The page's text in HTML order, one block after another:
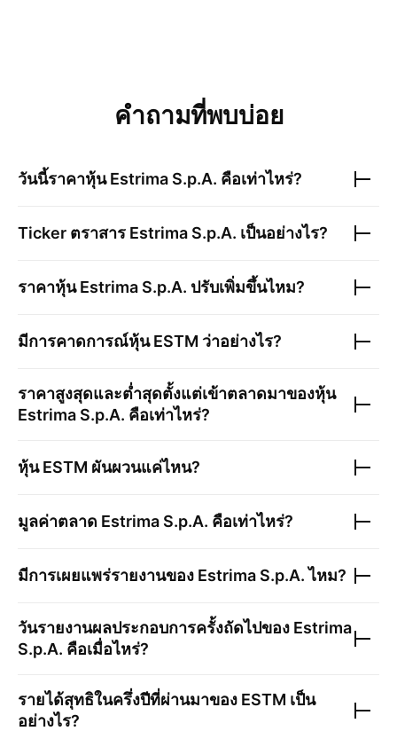
คำถามที่พบบ่อย
วันนี้ราคาหุ้นEstrima S.p.A. คือเท่าไหร่?
Ticker ตราสาร Estrima S.p.A. เป็นอย่างไร?
ราคาหุ้นEstrima S.p.A. ปรับเพิ่มขึ้นไหม?
มีการคาดการณ์หุ้นESTM ว่าอย่างไร?
ราคาสูงสุดและต่ำสุดตั้งแต่เข้าตลาดมาของหุ้น
Estrima S.p.A. คือเท่าไหร่?
หุ้นESTM ผันผวนแค่ไหน?
มูลค่าตลาด Estrima S.p.A. คือเท่าไหร่?
มีการเผยแพร่รายงานของ Estrima S.p.A.ไหม?
วันรายงานผลประกอบการครั้งถัดไปของ Estrima
S.p.A. คือเมื่อไหร่?
รายได้สุทธิในครึ่งปีที่ผ่านมาของ ESTM เป็น
อย่างไร?